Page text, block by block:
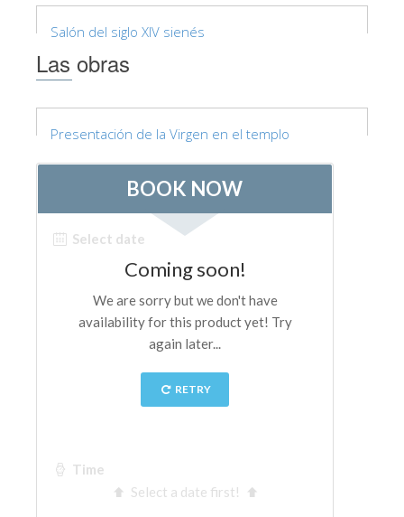
Galería Palatina
Museo Arqueológico
El Taller de las Piedras Duras
Museo Galileo
Jardín de Boboli
La Torre de Arnolfo
Corredor de Vasari
Palazzo Vecchio
Santa Croce
Sólo billetes con entrada rápida
Salón del siglo XIV sienés
Las obras
Presentación de la Virgen en el templo